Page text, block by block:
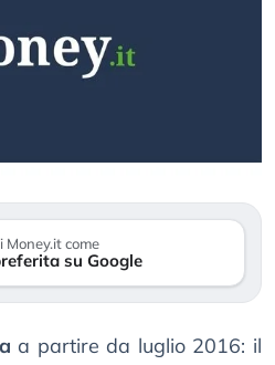
come
su Google
a partire da luglio 2016: il